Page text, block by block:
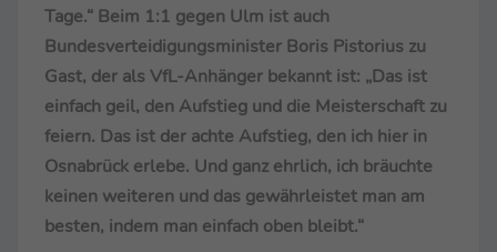
Tage.“ Beim 1:1 gegen Ulm ist auch
Bundesverteidigungsminister Boris Pistorius zu
Gast, der als VfL-Anhänger bekannt ist: „Das ist
einfach geil, den Aufstieg und die Meisterschaft zu
feiern. Das ist der achte Aufstieg, den ich hier in
Osnabrück erlebe. Und ganz ehrlich, ich bräuchte
keinen weiteren und das gewährleistet man am
besten, indem man einfach oben bleibt.“